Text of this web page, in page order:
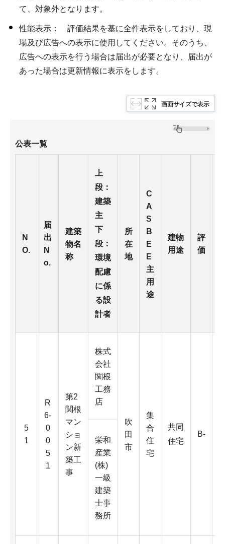
て、対象外となります。
性能表示： 評価結果を基に全件表示をしており、現
場及び広告への表示に使用してください。そのうち、
広告への表示を行う場合は届出が必要となり、届出が
あった場合は更新情報に表示をします。
画面サイズで表示
公表一覧
N
O.
届
出
N
o.
建築
物名
称
上
段：
建築
主
下
段：
環境
配慮
に係
る設
計者
所
在
地
C
A
S
B
E
E
主
用
途
建物
用途
評
価
5
1
R
6-
0
0
5
1
第2
関根
マン
ショ
ン新
築工
事
株式
会社
関根
工務
店
吹
田
市
集
合
住
宅
共同
住宅
B-
栄和
産業
(株)
一級
建築
士事
務所